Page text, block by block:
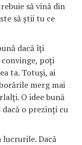
să vină din
să știi tu ce
dacă îți
poți
ta. Totuși, ai
merg mai
O idee bună
o prezinți cu
Dacă